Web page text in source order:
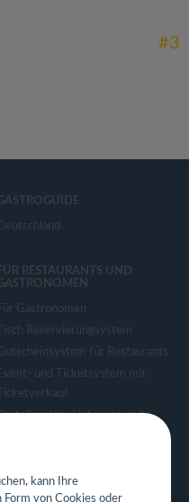
#3
Deutschland
FÜR RESTAURANTS UND
Für Gastronomen
Tisch Reservierungsystem
für Restaurants
Event- und Ticketsystem mit
Ticketverkauf
Lieferung und
Eigene App für Restaurant
kann Ihre
von Cookies oder